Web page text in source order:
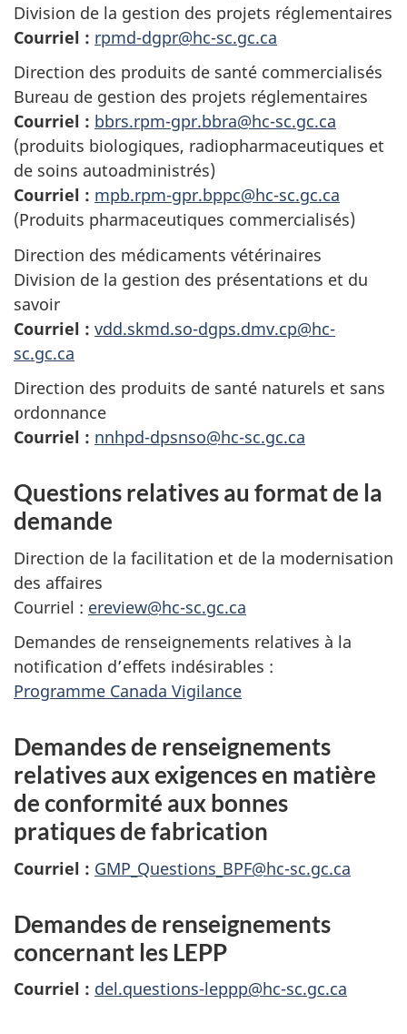
Division de la gestion des projets réglementaires
Courriel : rpmd-dgpr@hc-sc.gc.ca
Direction des produits de santé commercialisés
Bureau de gestion des projets réglementaires
Courriel : bbrs.rpm-gpr.bbra@hc-sc.gc.ca
(produits biologiques, radiopharmaceutiques et
de soins autoadministrés)
Courriel : mpb.rpm-gpr.bppc@hc-sc.gc.ca
(Produits pharmaceutiques commercialisés)
Direction des médicaments vétérinaires
Division de la gestion des présentations et du
savoir
Courriel : vdd.skmd.so-dgps.dmv.cp@hc-
sc.gc.ca
Direction des produits de santé naturels et sans
ordonnance
Courriel : nnhpd-dpsnso@hc-sc.gc.ca
Questions relatives au format de la
demande
Direction de la facilitation et de la modernisation
des affaires
Courriel : ereview@hc-sc.gc.ca
Demandes de renseignements relatives à la
notification d’effets indésirables :
Programme Canada Vigilance
Demandes de renseignements
relatives aux exigences en matière
de conformité aux bonnes
pratiques de fabrication
Courriel : GMP_Questions_BPF@hc-sc.gc.ca
Demandes de renseignements
concernant les LEPP
Courriel : del.questions-leppp@hc-sc.gc.ca